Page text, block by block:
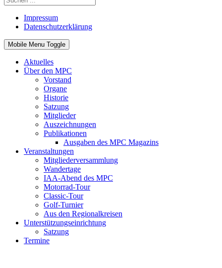
Impressum
Datenschutzerklärung
Mobile Menu Toggle
Aktuelles
Über den MPC
Vorstand
Organe
Historie
Satzung
Mitglieder
Auszeichnungen
Publikationen
Ausgaben des MPC Magazins
Veranstaltungen
Mitgliederversammlung
Wandertage
IAA-Abend des MPC
Motorrad-Tour
Classic-Tour
Golf-Turnier
Aus den Regionalkreisen
Unterstützungseinrichtung
Satzung
Termine